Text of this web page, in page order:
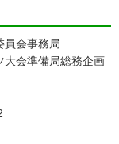
員会事務局
大会準備局総務企画